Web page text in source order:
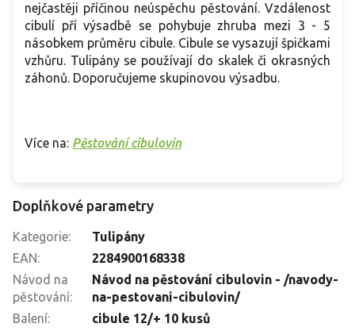
nejčastěji příčinou neúspěchu pěstování. Vzdálenost
cibulí pří výsadbě se pohybuje zhruba mezi 3 - 5
násobkem průměru cibule. Cibule se vysazují špičkami
vzhůru. Tulipány se používají do skalek či okrasných
záhonů. Doporučujeme skupinovou výsadbu.
Více na: Pěstování cibulovin
Doplňkové parametry
Kategorie:
Tulipány
EAN:
2284900168338
Návod na
pěstování:
Návod na pěstování cibulovin - /navody-
na-pestovani-cibulovin/
Balení:
cibule 12/+ 10 kusů